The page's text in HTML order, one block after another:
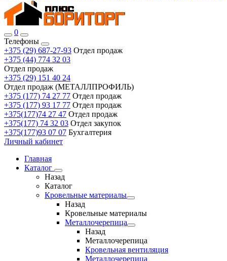
0
Телефоны
+375 (29) 687-27-93 Отдел продаж
+375 (44) 774 32 03
Отдел продаж
+375 (29) 151 40 24
Отдел продаж (МЕТАЛЛПРОФИЛЬ)
+375 (177) 74 27 77 Отдел продаж
+375 (177) 93 17 77 Отдел продаж
+375(177)74 27 47 Отдел продаж
+375(177) 74 32 03 Отдел закупок
+375(177)93 07 07 Бухгалтерия
Личный кабинет
Главная
Каталог
Назад
Каталог
Кровельные материалы
Назад
Кровельные материалы
Металлочерепица
Назад
Металлочерепица
Кровельная вентиляция
Металлочерепица